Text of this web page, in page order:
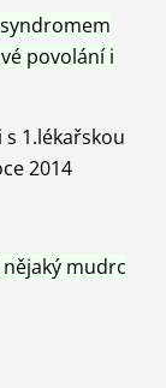
povolání i
1.lékařskou
2014
mudrc